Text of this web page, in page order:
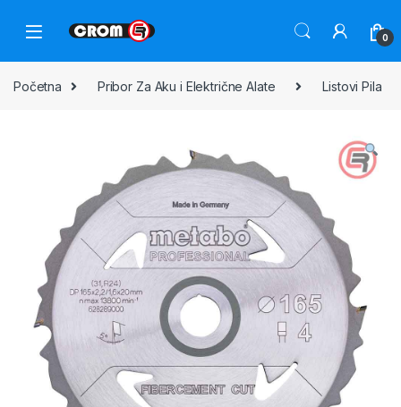
0
Početna Pribor Za Aku i Električne Alate Listovi Pila